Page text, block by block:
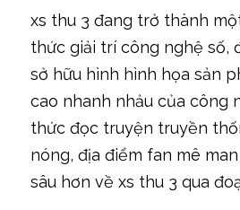
xs thu 3 đang trở thành
thức giải trí công nghệ số,
sở hữu hình hình họa sản
cao nhanh nhảu của công
thức đọc truyện truyền
nóng, địa điểm fan mê
sâu hơn về xs thu 3 qua